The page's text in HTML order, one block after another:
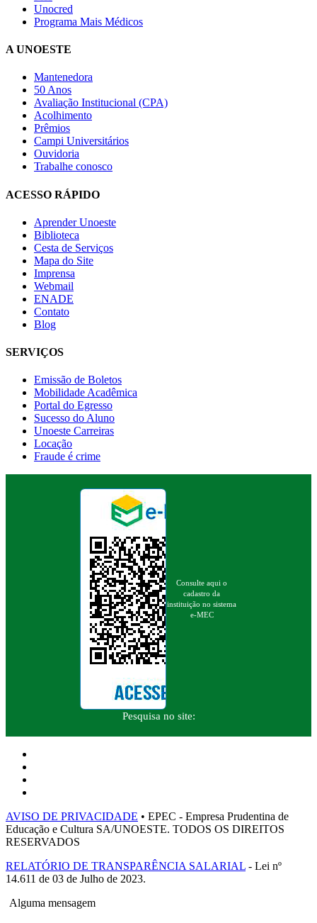
Unocred
Programa Mais Médicos
A UNOESTE
Mantenedora
50 Anos
Avaliação Institucional (CPA)
Acolhimento
Prêmios
Campi Universitários
Ouvidoria
Trabalhe conosco
ACESSO RÁPIDO
Aprender Unoeste
Biblioteca
Cesta de Serviços
Mapa do Site
Imprensa
Webmail
ENADE
Contato
Blog
SERVIÇOS
Emissão de Boletos
Mobilidade Acadêmica
Portal do Egresso
Sucesso do Aluno
Unoeste Carreiras
Locação
Fraude é crime
Consulte aqui o
cadastro da
instituição no sistema
e-MEC
Pesquisa no site:
AVISO DE PRIVACIDADE • EPEC - Empresa Prudentina de
Educação e Cultura SA/UNOESTE. TODOS OS DIREITOS
RESERVADOS
RELATÓRIO DE TRANSPARÊNCIA SALARIAL - Lei nº
14.611 de 03 de Julho de 2023.
Alguma mensagem